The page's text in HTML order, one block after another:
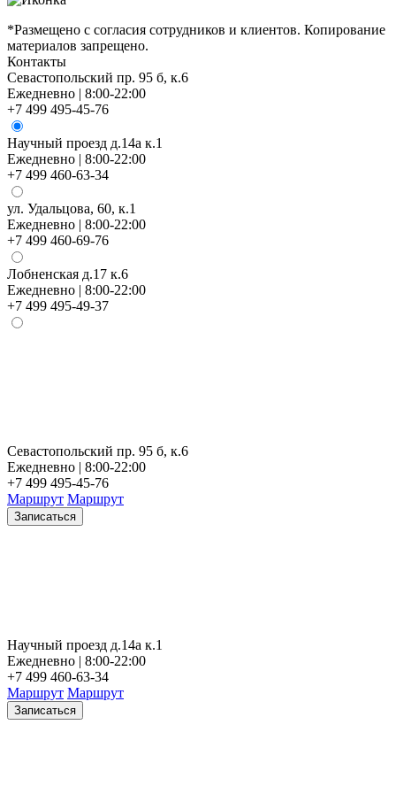
*Размещено с согласия сотрудников и клиентов. Копирование
материалов запрещено.
Контакты
Севастопольский пр. 95 б, к.6
Ежедневно | 8:00-22:00
+7 499 495-45-76
Научный проезд д.14а к.1
Ежедневно | 8:00-22:00
+7 499 460-63-34
ул. Удальцова, 60, к.1
Ежедневно | 8:00-22:00
+7 499 460-69-76
Лобненская д.17 к.6
Ежедневно | 8:00-22:00
+7 499 495-49-37
Севастопольский пр. 95 б, к.6
Ежедневно | 8:00-22:00
+7 499 495-45-76
Маршрут Маршрут
Записаться
Научный проезд д.14а к.1
Ежедневно | 8:00-22:00
+7 499 460-63-34
Маршрут Маршрут
Записаться